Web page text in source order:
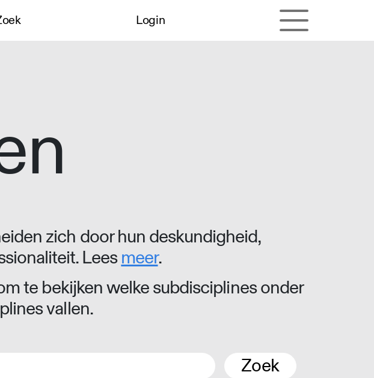
Login
zich door hun deskundigheid,
Leesmeer.
te bekijken welke subdisciplines onder
vallen.
Zoek